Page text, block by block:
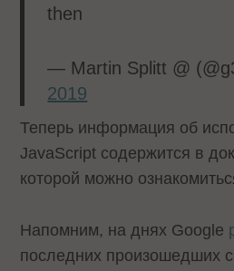
then
— Martin Splitt @
2019
Теперь информация об
JavaScript содержится в
которой можно
Напомним, на днях Google
последних произошедших